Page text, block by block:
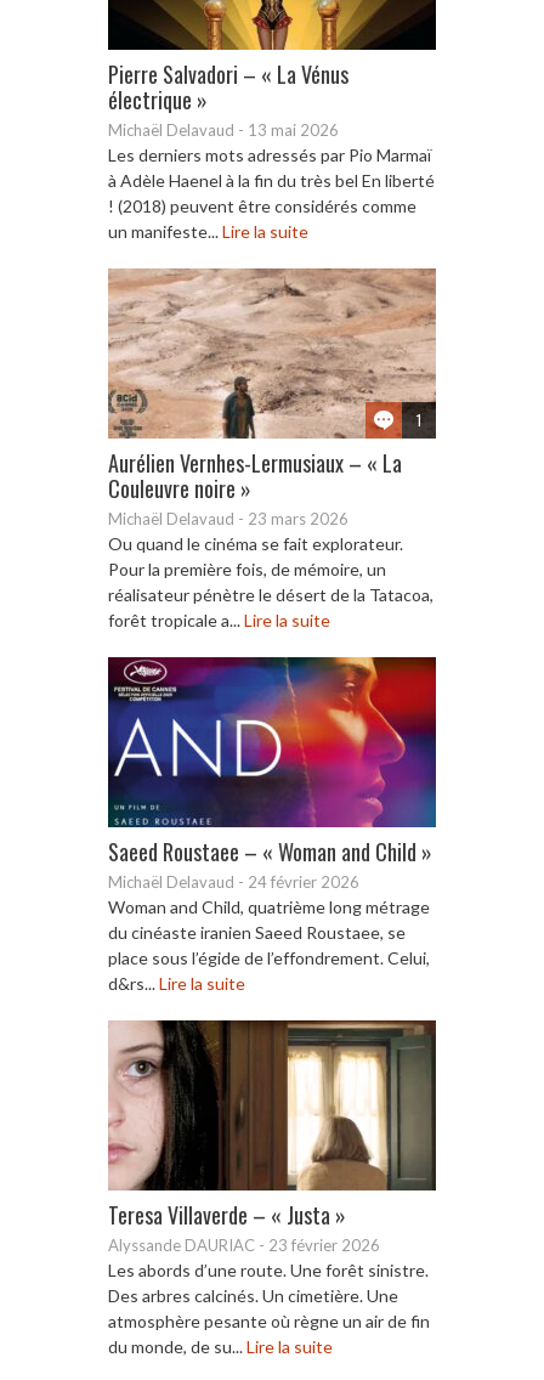
Pierre Salvadori – « La Vénus
électrique »
Michaël Delavaud - 13 mai 2026
Les derniers mots adressés par Pio Marmaï
à Adèle Haenel à la fin du très bel En liberté
! (2018) peuvent être considérés comme
un manifeste...Lire la suite
1
Aurélien Vernhes-Lermusiaux – « La
Couleuvre noire »
Michaël Delavaud - 23 mars 2026
Ou quand le cinéma se fait explorateur.
Pour la première fois, de mémoire, un
réalisateur pénètre le désert de la Tatacoa,
forêt tropicale a...Lire la suite
Saeed Roustaee – « Woman and Child »
Michaël Delavaud - 24 février 2026
Woman and Child, quatrième long métrage
du cinéaste iranien Saeed Roustaee, se
place sous l’égide de l’effondrement. Celui,
d&rs...Lire la suite
Teresa Villaverde – « Justa »
Alyssande DAURIAC - 23 février 2026
Les abords d’une route. Une forêt sinistre.
Des arbres calcinés. Un cimetière. Une
atmosphère pesante où règne un air de fin
du monde, de su...Lire la suite